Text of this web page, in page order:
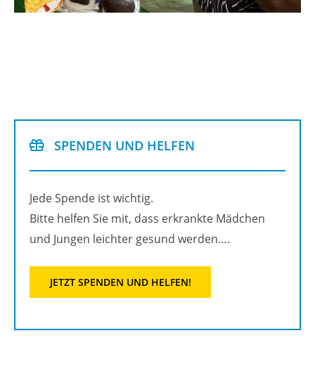
SPEN­DEN UND HEL­FEN
Jede Spen­de ist wich­tig.
Bitte hel­fen Sie mit, dass er­krank­te Mäd­chen
und Jun­gen leich­ter ge­sund wer­den….
JETZT SPEN­DEN UND HEL­FEN!